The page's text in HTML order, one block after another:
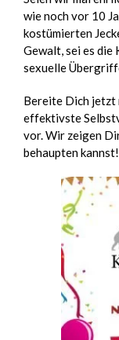
wie noch vor 10
kostümierten
Gewalt, sei es die
sexuelle
Bereite Dich jetzt
effektivste
vor. Wir zeigen
behaupten kannst!